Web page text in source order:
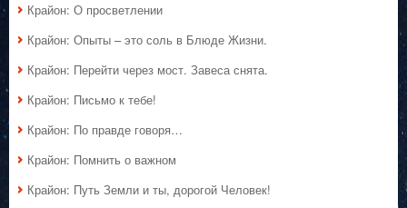
Крайон: О просветлении
Крайон: Опыты – это соль в Блюде Жизни.
Крайон: Перейти через мост. Завеса снята.
Крайон: Письмо к тебе!
Крайон: По правде говоря…
Крайон: Помнить о важном
Крайон: Путь Земли и ты, дорогой Человек!